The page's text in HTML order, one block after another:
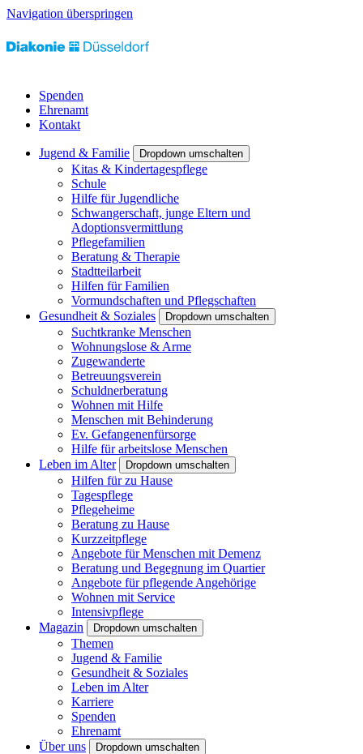
Navigation überspringen
Spenden
Ehrenamt
Kontakt
Jugend & Familie Dropdown umschalten
Kitas & Kindertagespflege
Schule
Hilfe für Jugendliche
Schwangerschaft, junge Eltern und
Adoptionsvermittlung
Pflegefamilien
Beratung & Therapie
Stadtteilarbeit
Hilfen für Familien
Vormundschaften und Pflegschaften
Gesundheit & Soziales
Dropdown umschalten
Suchtkranke Menschen
Wohnungslose & Arme
Zugewanderte
Betreuungsverein
Schuldnerberatung
Wohnen mit Hilfe
Menschen mit Behinderung
Ev. Gefangenenfürsorge
Hilfe für arbeitslose Menschen
Leben im Alter
Dropdown umschalten
Hilfen für zu Hause
Tagespflege
Pflegeheime
Beratung zu Hause
Kurzzeitpflege
Angebote für Menschen mit Demenz
Beratung und Begegnung im Quartier
Angebote für pflegende Angehörige
Wohnen mit Service
Intensivpflege
Magazin
Dropdown umschalten
Themen
Jugend & Familie
Gesundheit & Soziales
Leben im Alter
Karriere
Spenden
Ehrenamt
Über uns
Dropdown umschalten